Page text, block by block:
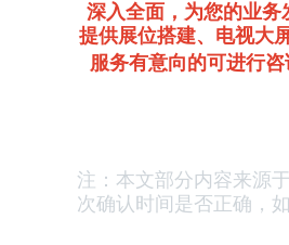
深入全面，为您的业
提供展位搭建、电视大
服务有意向的可进行
注：本文部分内容来源
次确认时间是否正确，